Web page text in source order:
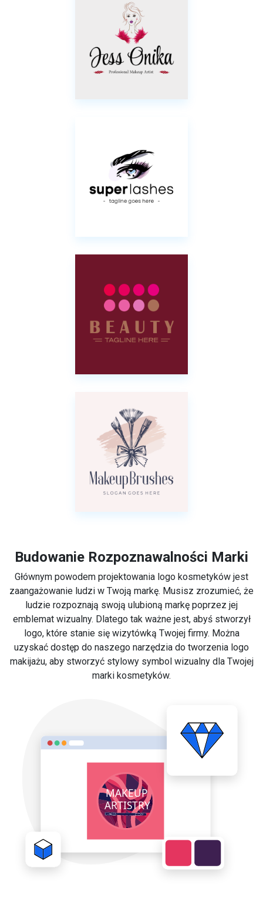
Budowanie Rozpoznawalności Marki
Głównym powodem projektowania logo kosmetyków jest
zaangażowanie ludzi w Twoją markę. Musisz zrozumieć, że
ludzie rozpoznają swoją ulubioną markę poprzez jej
emblemat wizualny. Dlatego tak ważne jest, abyś stworzył
logo, które stanie się wizytówką Twojej firmy. Można
uzyskać dostęp do naszego narzędzia do tworzenia logo
makijażu, aby stworzyć stylowy symbol wizualny dla Twojej
marki kosmetyków.